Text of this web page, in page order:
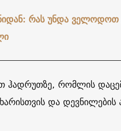
რას უნდა
ჰადრუთზე, რომლის
და